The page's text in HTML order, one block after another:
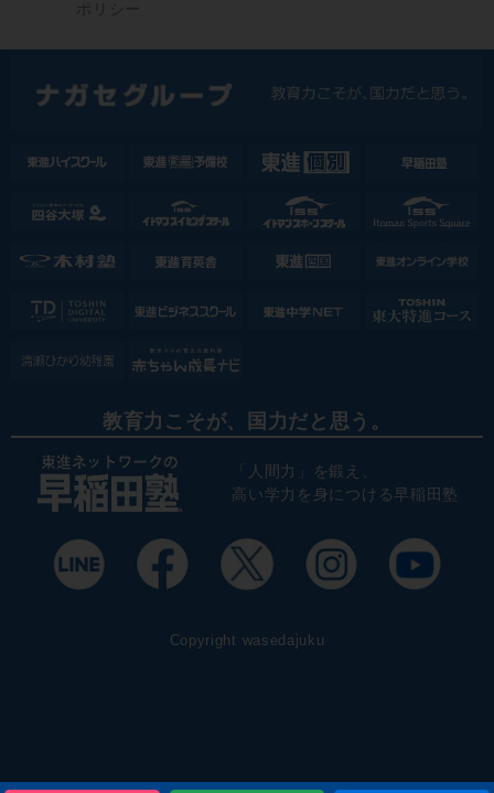
教育力こそが、国力だと思う。
「人間力」を鍛え、
高い学力を身につける早稲田塾
Copyright wasedajuku